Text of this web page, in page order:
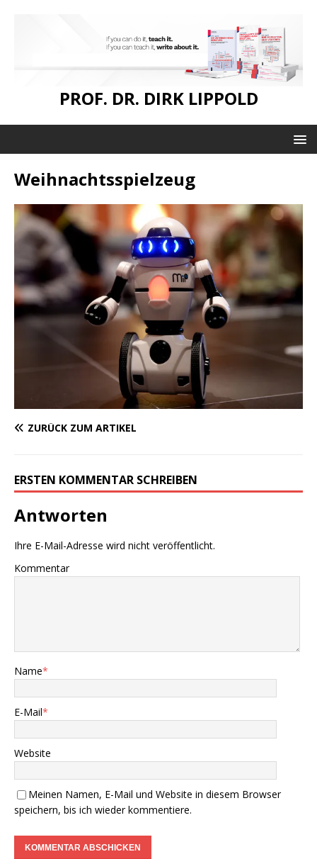
PROF. DR. DIRK LIPPOLD
Weihnachtsspielzeug
ZURÜCK ZUM ARTIKEL
ERSTEN KOMMENTAR SCHREIBEN
Antworten
Ihre E-Mail-Adresse wird nicht veröffentlicht.
Kommentar
Name*
E-Mail*
Website
Meinen Namen, E-Mail und Website in diesem Browser
speichern, bis ich wieder kommentiere.